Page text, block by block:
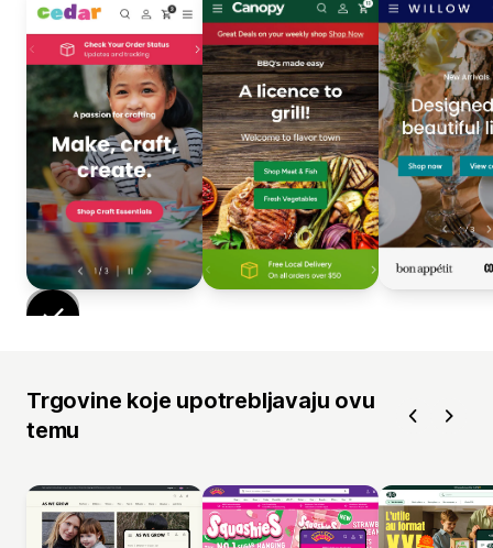
Trgovine koje upotrebljavaju ovu
temu